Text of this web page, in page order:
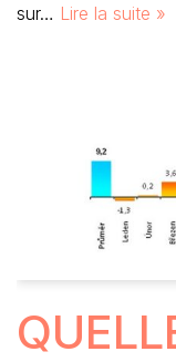
sur… Lire la suite »